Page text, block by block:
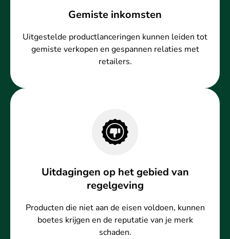
Gemiste inkomsten
Uitgestelde productlanceringen kunnen leiden tot
gemiste verkopen en gespannen relaties met
retailers.
Uitdagingen op het gebied van
regelgeving
Producten die niet aan de eisen voldoen, kunnen
boetes krijgen en de reputatie van je merk
schaden.